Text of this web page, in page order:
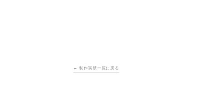
← 制作実績一覧に戻る